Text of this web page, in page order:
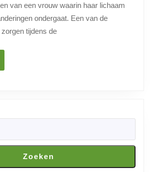
Tips
en
advies
van een vrouw waarin haar lichaam
ondergaat. Een van de
tijdens de
Zoeken